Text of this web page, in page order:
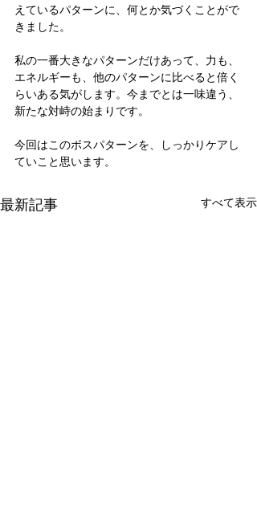
えているパターンに、何とか気づくことがで
きました。
私の一番大きなパターンだけあって、力も、
エネルギーも、他のパターンに比べると倍く
らいある気がします。今までとは一味違う、
新たな対峙の始まりです。
今回はこのボスパターンを、しっかりケアし
ていこと思います。
最新記事 すべて表示